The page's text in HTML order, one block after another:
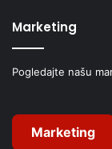
Marketing
Pogledajte našu
Marketing